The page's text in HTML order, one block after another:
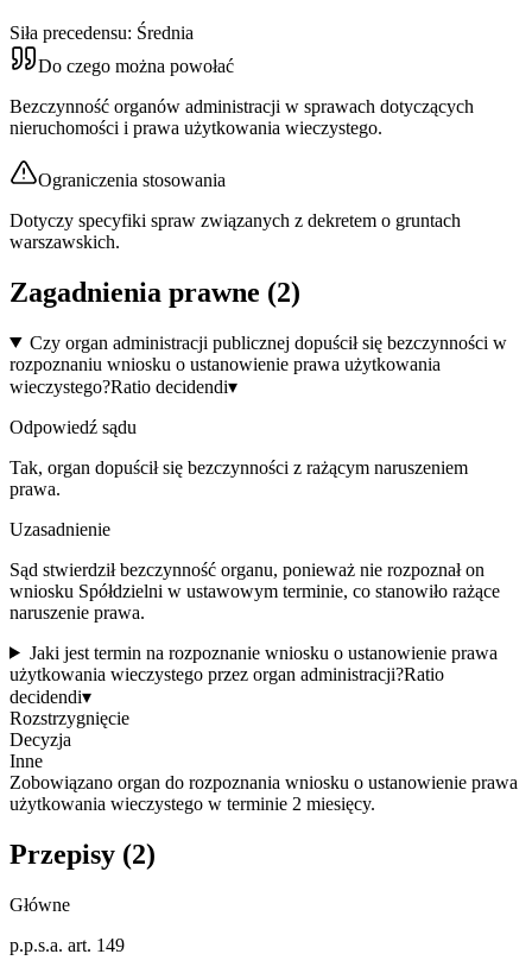
Siła precedensu: Średnia
Do czego można powołać
Bezczynność organów administracji w sprawach dotyczących
nieruchomości i prawa użytkowania wieczystego.
Ograniczenia stosowania
Dotyczy specyfiki spraw związanych z dekretem o gruntach
warszawskich.
Zagadnienia prawne (2)
Czy organ administracji publicznej dopuścił się bezczynności w
rozpoznaniu wniosku o ustanowienie prawa użytkowania
wieczystego?Ratio decidendi▾
Odpowiedź sądu
Tak, organ dopuścił się bezczynności z rażącym naruszeniem
prawa.
Uzasadnienie
Sąd stwierdził bezczynność organu, ponieważ nie rozpoznał on
wniosku Spółdzielni w ustawowym terminie, co stanowiło rażące
naruszenie prawa.
Jaki jest termin na rozpoznanie wniosku o ustanowienie prawa
użytkowania wieczystego przez organ administracji?Ratio
decidendi▾
Rozstrzygnięcie
Decyzja
Inne
Zobowiązano organ do rozpoznania wniosku o ustanowienie prawa
użytkowania wieczystego w terminie 2 miesięcy.
Przepisy (2)
Główne
p.p.s.a. art. 149